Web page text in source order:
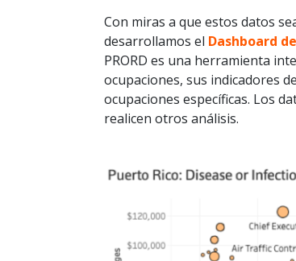
Con miras a que estos datos
desarrollamos el Dashboard
PRORD es una herramienta
ocupaciones, sus indicadores
ocupaciones específicas. Los
realicen otros análisis.